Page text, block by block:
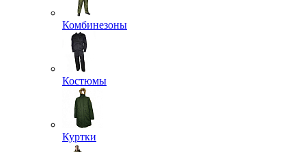
Комбинезоны
Костюмы
Куртки